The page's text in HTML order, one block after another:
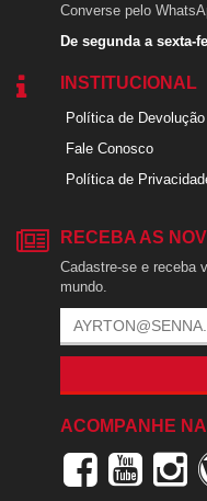
Converse pelo
De segunda a sexta-
INSTITUCIONAL
Política de
Fale Conosco
Política de
RECEBA AS
Cadastre-se e receba
mundo.
ACOMPANHE